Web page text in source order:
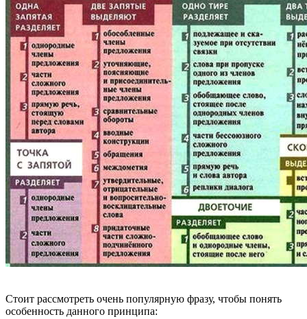
Стоит рассмотреть очень популярную фразу, чтобы понять
особенность данного принципа: